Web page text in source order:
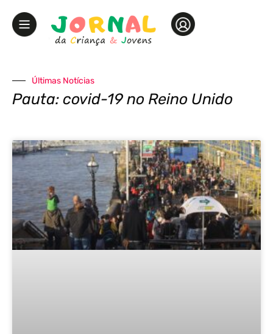
Últimas Notícias
Pauta: covid-19 no Reino Unido